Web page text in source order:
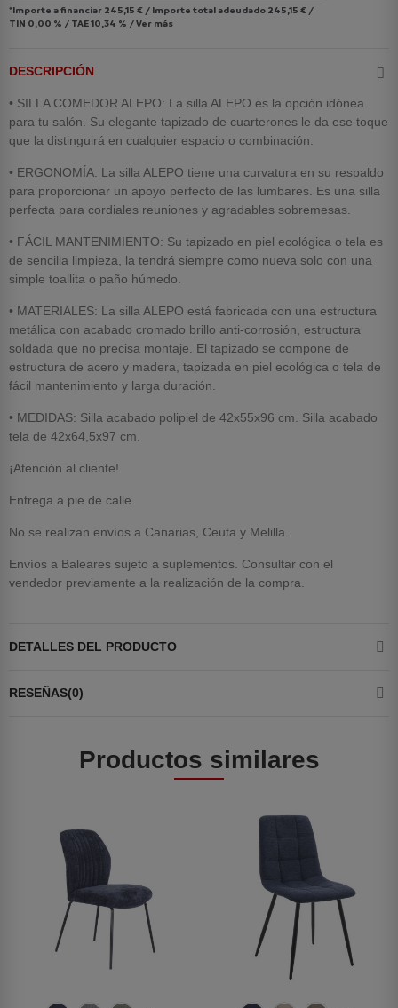
*Importe a financiar 245,15 € / Importe total adeudado 245,15 € /
TIN 0,00 % / TAE10,34 % /Ver más
DESCRIPCIÓN
• SILLA COMEDOR ALEPO: La silla ALEPO es la opción idónea
para tu salón. Su elegante tapizado de cuarterones le da ese toque
que la distinguirá en cualquier espacio o combinación.
• ERGONOMÍA: La silla ALEPO tiene una curvatura en su respaldo
para proporcionar un apoyo perfecto de las lumbares. Es una silla
perfecta para cordiales reuniones y agradables sobremesas.
• FÁCIL MANTENIMIENTO: Su tapizado en piel ecológica o tela es
de sencilla limpieza, la tendrá siempre como nueva solo con una
simple toallita o paño húmedo.
• MATERIALES: La silla ALEPO está fabricada con una estructura
metálica con acabado cromado brillo anti-corrosión, estructura
soldada que no precisa montaje. El tapizado se compone de
estructura de acero y madera, tapizada en piel ecológica o tela de
fácil mantenimiento y larga duración.
• MEDIDAS: Silla acabado polipiel de 42x55x96 cm. Silla acabado
tela de 42x64,5x97 cm.
¡Atención al cliente!
Entrega a pie de calle.
No se realizan envíos a Canarias, Ceuta y Melilla.
Envíos a Baleares sujeto a suplementos. Consultar con el
vendedor previamente a la realización de la compra.
DETALLES DEL PRODUCTO
RESEÑAS(0)
Productos similares